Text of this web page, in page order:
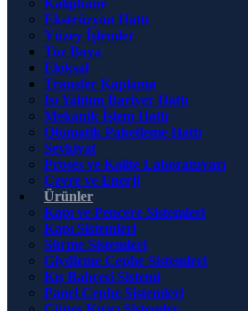
Kalıphane
Ekstrüzyon Hattı
Yüzey İşlemler
Toz Boya
Eloksal
Transfer Kaplama
Isı Yalıtım Bariyer Hattı
Mekanik İşlem Hattı
Otomatik Paketleme Hattı
Sevkiyat
Proses ve Kalite Laboratuvarı
Çevre ve Enerji
Ürünler
Kapı ve Pencere Sistemleri
Kapı Sistemleri
Sürme Sistemleri
Giydirme Cephe Sistemleri
Kış Bahçesi Sistemi
Panel Cephe Sistemleri